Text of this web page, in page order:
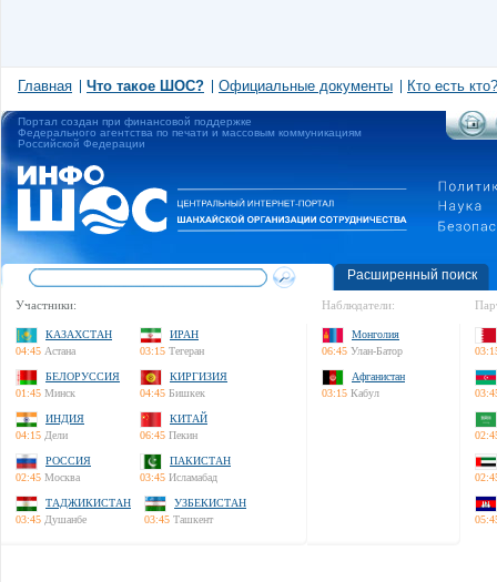
Главная Что такое ШОС? Официальные документы Кто есть кто?
Портал создан при финансовой поддержке
Федерального агентства по печати и массовым коммуникациям
Российской Федерации
Расширенный поиск
Участники:
КАЗАХСТАН
04:45 Астана
ИРАН
03:15 Тегеран
БЕЛОРУССИЯ
01:45 Минск
КИРГИЗИЯ
04:45 Бишкек
ИНДИЯ
04:15 Дели
КИТАЙ
06:45 Пекин
РОССИЯ
02:45 Москва
ПАКИСТАН
03:45 Исламабад
ТАДЖИКИСТАН
03:45 Душанбе
УЗБЕКИСТАН
03:45 Ташкент
Наблюдатели:
Монголия
06:45 Улан-Батор
Афганистан
03:15 Кабул